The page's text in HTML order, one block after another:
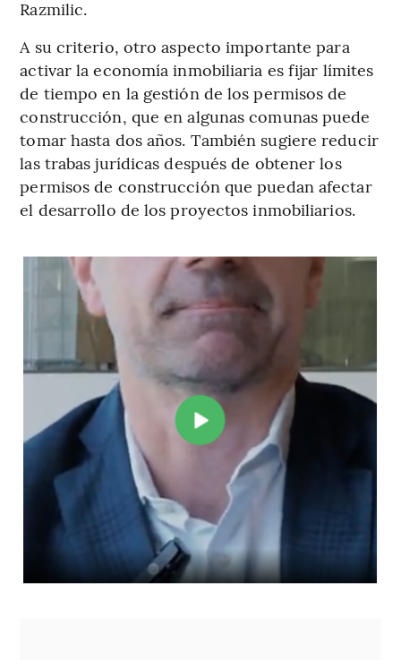
Razmilic.
A su criterio, otro aspecto importante para
activar la economía inmobiliaria es fijar límites
de tiempo en la gestión de los permisos de
construcción, que en algunas comunas puede
tomar hasta dos años. También sugiere reducir
las trabas jurídicas después de obtener los
permisos de construcción que puedan afectar
el desarrollo de los proyectos inmobiliarios.